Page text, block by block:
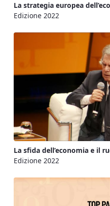
La strategia europea
Edizione 2022
La sfida dell’economia e il
Edizione 2022